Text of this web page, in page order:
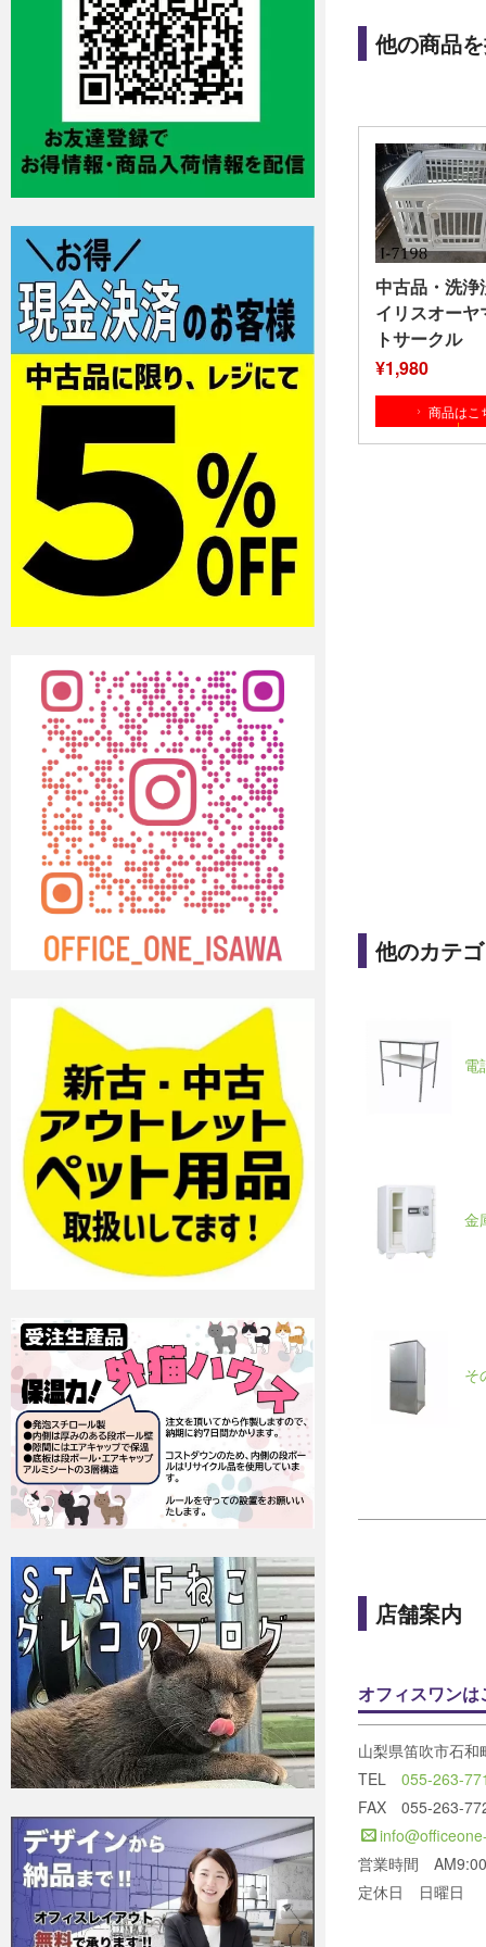
他の商品
中古品・洗
イリスオーヤ
トサークル
¥1,980
商品はこ
他のカテ
電
金
そ
店舗案内
オフィスワンは
山梨県笛吹市石
TEL 055-263-
FAX 055-263-
営業時間
定休日 日曜日